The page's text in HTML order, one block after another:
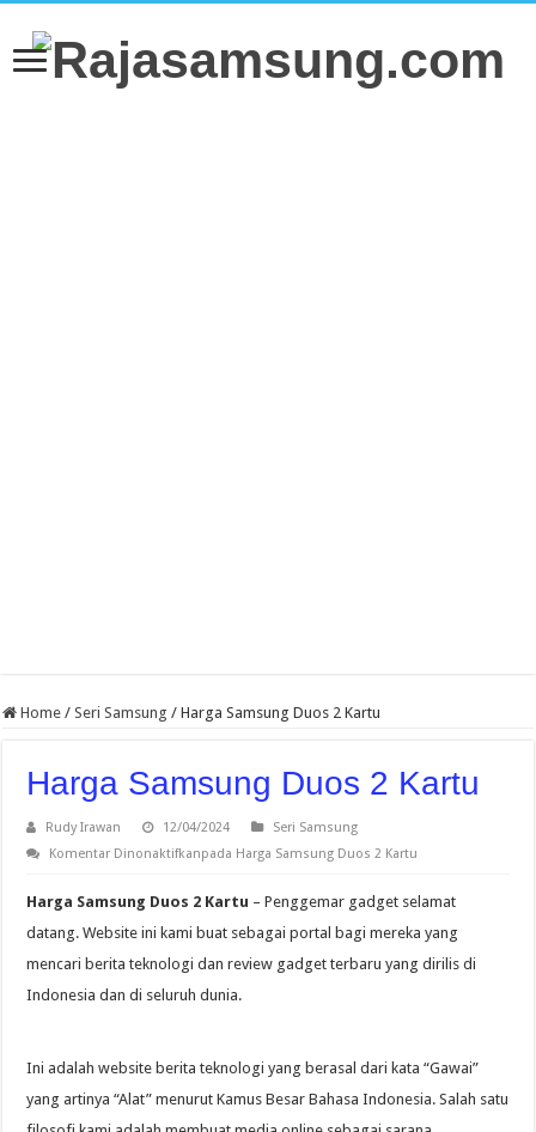
Home / Seri Samsung / Harga Samsung Duos 2 Kartu
Harga Samsung Duos 2 Kartu
Rudy Irawan 12/04/2024
Seri Samsung
Komentar Dinonaktifkanpada Harga Samsung Duos 2 Kartu
Harga Samsung Duos 2 Kartu – Penggemar gadget selamat
datang. Website ini kami buat sebagai portal bagi mereka yang
mencari berita teknologi dan review gadget terbaru yang dirilis di
Indonesia dan di seluruh dunia.
Ini adalah website berita teknologi yang berasal dari kata “Gawai”
yang artinya “Alat” menurut Kamus Besar Bahasa Indonesia. Salah satu